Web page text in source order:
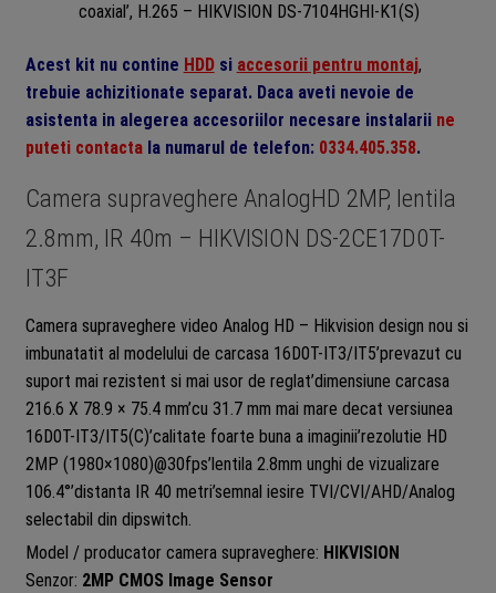
coaxial’, H.265 – HIKVISION DS-7104HGHI-K1(S)
Acest kit nu contine HDD si accesorii pentru montaj,
trebuie achizitionate separat. Daca aveti nevoie de
asistenta in alegerea accesoriilor necesare instalarii ne
puteti contactala numarul de telefon:0334.405.358.
Camera supraveghere AnalogHD 2MP, lentila
2.8mm, IR 40m – HIKVISION DS-2CE17D0T-
IT3F
Camera supraveghere video Analog HD – Hikvision design nou si
imbunatatit al modelului de carcasa 16D0T-IT3/IT5’prevazut cu
suport mai rezistent si mai usor de reglat’dimensiune carcasa
216.6 X 78.9 × 75.4 mm’cu 31.7 mm mai mare decat versiunea
16D0T-IT3/IT5(C)’calitate foarte buna a imaginii’rezolutie HD
2MP (1980×1080)@30fps’lentila 2.8mm unghi de vizualizare
106.4°’distanta IR 40 metri’semnal iesire TVI/CVI/AHD/Analog
selectabil din dipswitch.
Model / producator camera supraveghere: HIKVISION
Senzor: 2MP CMOS Image Sensor